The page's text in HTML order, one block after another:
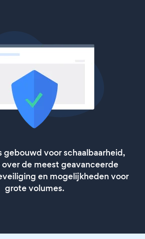
gebouwd voor schaalbaarheid,
de meest geavanceerde
en mogelijkheden voor
grote volumes.